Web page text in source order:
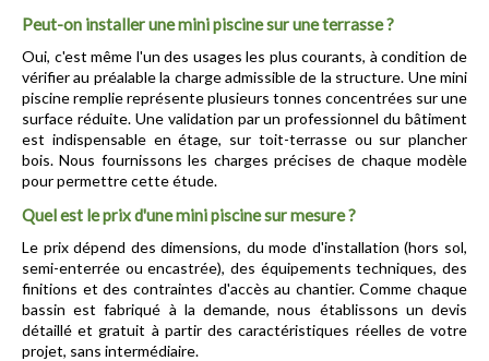
Peut-on installer une mini piscine sur une terrasse ?
Oui, c'est même l'un des usages les plus courants, à condition de
vérifier au préalable la charge admissible de la structure. Une mini
piscine remplie représente plusieurs tonnes concentrées sur une
surface réduite. Une validation par un professionnel du bâtiment
est indispensable en étage, sur toit-terrasse ou sur plancher
bois. Nous fournissons les charges précises de chaque modèle
pour permettre cette étude.
Quel est le prix d'une mini piscine sur mesure ?
Le prix dépend des dimensions, du mode d'installation (hors sol,
semi-enterrée ou encastrée), des équipements techniques, des
finitions et des contraintes d'accès au chantier. Comme chaque
bassin est fabriqué à la demande, nous établissons un devis
détaillé et gratuit à partir des caractéristiques réelles de votre
projet, sans intermédiaire.